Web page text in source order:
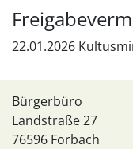
22.01.2026
Bürgerbüro
Landstraße 27
76596 Forbach